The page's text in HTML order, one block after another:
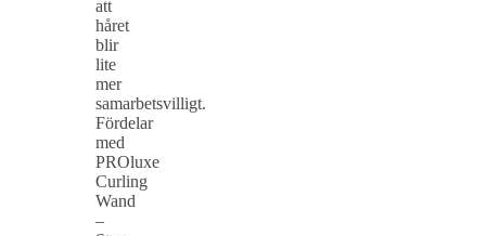
att
håret
blir
lite
mer
samarbetsvilligt.
Fördelar
med
PROluxe
Curling
Wand
–